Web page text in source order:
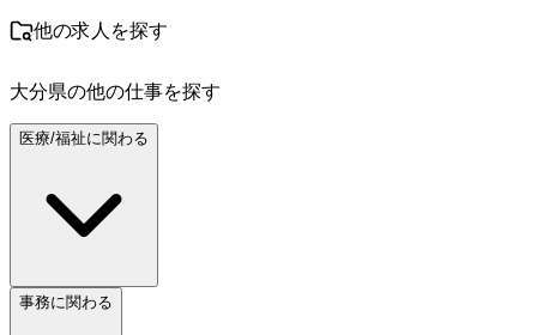
他の求人を探す
大分県の他の仕事を探す
医療/福祉に関わる
事務に関わる